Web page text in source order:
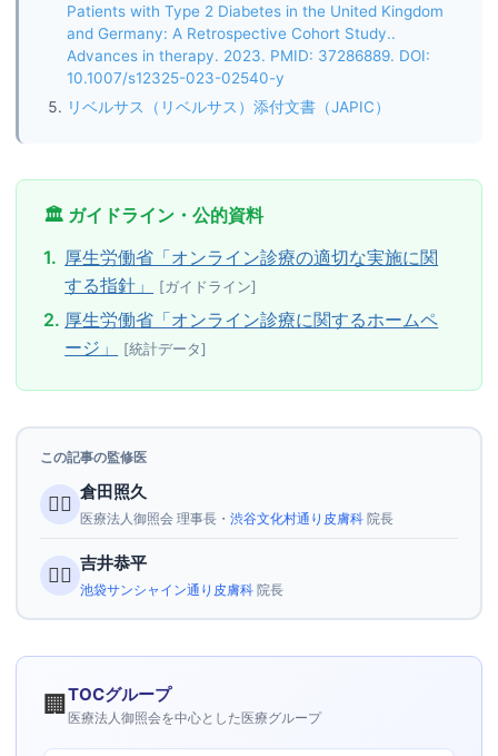
Patients with Type 2 Diabetes in the United Kingdom
and Germany: A Retrospective Cohort Study..
Advances in therapy. 2023. PMID: 37286889. DOI:
10.1007/s12325-023-02540-y
リベルサス（リベルサス）添付文書（JAPIC）
🏛️ ガイドライン・公的資料
1. 厚生労働省「オンライン診療の適切な実施に関
する指針」
[ガイドライン]
2. 厚生労働省「オンライン診療に関するホームペ
ージ」
[統計データ]
この記事の監修医
👨‍⚕️ 倉田照久
医療法人御照会 理事長・ 渋谷文化村通り皮膚科 院長
👨‍⚕️ 吉井恭平
池袋サンシャイン通り皮膚科 院長
🏢TOCグループ
医療法人御照会を中心とした医療グループ